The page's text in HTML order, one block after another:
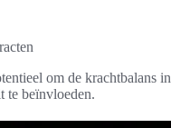
om de krachtbalans in
te beïnvloeden.